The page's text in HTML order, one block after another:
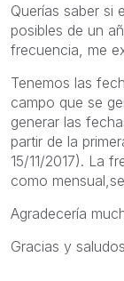
Querías saber si
posibles de un
frecuencia, me
Tenemos las
campo que se
generar las
partir de la
15/11/2017). La
como
Agradecería
Gracias y